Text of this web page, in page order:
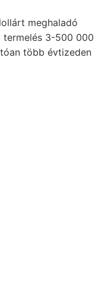
meghaladó
termelés 3-500 000
több évtizeden